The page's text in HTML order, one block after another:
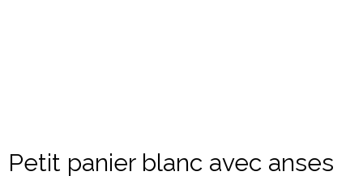
Petit panier blanc avec anses